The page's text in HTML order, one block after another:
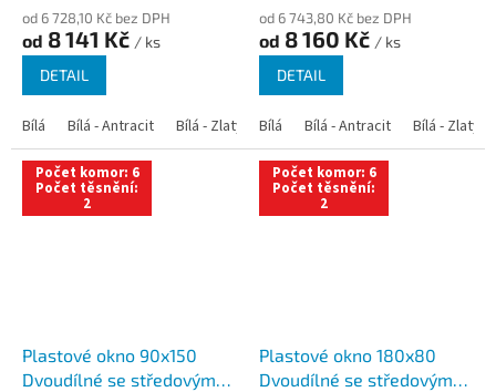
od 6 728,10 Kč bez DPH
od 8 141 Kč / ks
DETAIL
Bílá Bílá - Antracit Bílá - Zlatý dub Bílá - Tmavý dub Bílá -
od 6 743,80 Kč bez DPH
od 8 160 Kč / ks
DETAIL
Bílá Bílá - Antracit Bílá - Zlatý
Počet komor: 6
Počet těsnění:
2
Plastové okno 90x150
Dvoudílné se středovým
Počet komor: 6
Počet těsnění:
2
Plastové okno 180x80
Dvoudílné se středovým